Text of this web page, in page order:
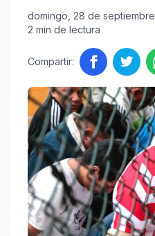
domingo, 28 de septiembre
2 min de lectura
Compartir: